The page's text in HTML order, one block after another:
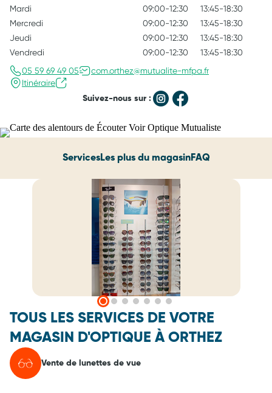
Mardi
09:00-12:30
13:45-18:30
Mercredi
09:00-12:30
13:45-18:30
Jeudi
09:00-12:30
13:45-18:30
Vendredi
09:00-12:30
13:45-18:30
05 59 69 49 05
com.orthez@mutualite-mfpa.fr
Itinéraire
Suivez-nous sur :
ServicesLes plus du magasinFAQ
TOUS LES SERVICES DE VOTRE
MAGASIN D'OPTIQUE À ORTHEZ
Vente de lunettes de vue